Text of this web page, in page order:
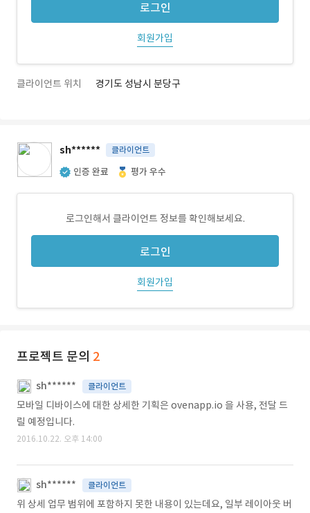
로그인
회원가입
클라이언트 위치 경기도 성남시 분당구
sh****** 클라이언트
인증 완료 평가 우수
로그인해서 클라이언트 정보를 확인해보세요.
로그인
회원가입
프로젝트 문의 2
sh****** 클라이언트
모바일 디바이스에 대한 상세한 기획은 ovenapp.io 을 사용, 전달 드
릴 예정입니다.
2016.10.22. 오후 14:00
sh****** 클라이언트
위 상세 업무 범위에 포함하지 못한 내용이 있는데요, 일부 레이아웃 버